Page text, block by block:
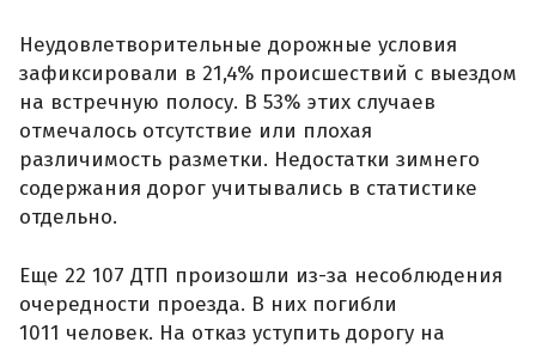
Неудовлетворительные дорожные условия
зафиксировали в 21,4% происшествий с выездом
на встречную полосу. В 53% этих случаев
отмечалось отсутствие или плохая
различимость разметки. Недостатки зимнего
содержания дорог учитывались в статистике
отдельно.
Еще 22 107 ДТП произошли из-за несоблюдения
очередности проезда. В них погибли
1011 человек. На отказ уступить дорогу на